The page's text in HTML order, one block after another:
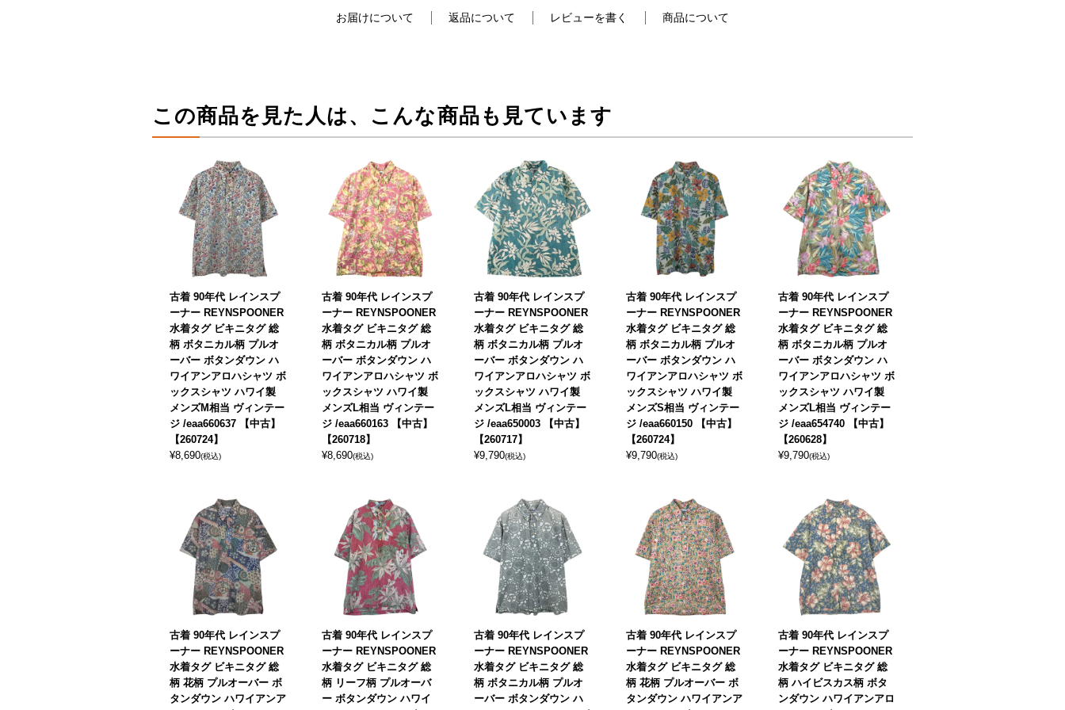
お届けについて 返品について レビューを書く 商品について
この商品を見た人は、こんな商品も見ています
古着 90年代 レインスプ
ーナー REYNSPOONER
水着タグ ビキニタグ 総
柄 ボタニカル柄 プルオ
ーバー ボタンダウン ハ
ワイアンアロハシャツ ボ
ックスシャツ ハワイ製
メンズM相当 ヴィンテー
ジ /eaa660637 【中古】
【260724】
¥8,690(税込)
古着 90年代 レインスプ
ーナー REYNSPOONER
水着タグ ビキニタグ 総
柄 ボタニカル柄 プルオ
ーバー ボタンダウン ハ
ワイアンアロハシャツ ボ
ックスシャツ ハワイ製
メンズL相当 ヴィンテー
ジ /eaa660163 【中古】
【260718】
¥8,690(税込)
古着 90年代 レインスプ
ーナー REYNSPOONER
水着タグ ビキニタグ 総
柄 ボタニカル柄 プルオ
ーバー ボタンダウン ハ
ワイアンアロハシャツ ボ
ックスシャツ ハワイ製
メンズL相当 ヴィンテー
ジ /eaa650003 【中古】
【260717】
¥9,790(税込)
古着 90年代 レインスプ
ーナー REYNSPOONER
水着タグ ビキニタグ 総
柄 ボタニカル柄 プルオ
ーバー ボタンダウン ハ
ワイアンアロハシャツ ボ
ックスシャツ ハワイ製
メンズS相当 ヴィンテー
ジ /eaa660150 【中古】
【260724】
¥9,790(税込)
古着 90年代 レインスプ
ーナー REYNSPOONER
水着タグ ビキニタグ 総
柄 ボタニカル柄 プルオ
ーバー ボタンダウン ハ
ワイアンアロハシャツ ボ
ックスシャツ ハワイ製
メンズL相当 ヴィンテー
ジ /eaa654740 【中古】
【260628】
¥9,790(税込)
古着 90年代 レインスプ
ーナー REYNSPOONER
水着タグ ビキニタグ 総
柄 花柄 プルオーバー ボ
タンダウン ハワイアンア
古着 90年代 レインスプ
ーナー REYNSPOONER
水着タグ ビキニタグ 総
柄 リーフ柄 プルオーバ
ー ボタンダウン ハワイ
古着 90年代 レインスプ
ーナー REYNSPOONER
水着タグ ビキニタグ 総
柄 ボタニカル柄 プルオ
ーバー ボタンダウン ハ
古着 90年代 レインスプ
ーナー REYNSPOONER
水着タグ ビキニタグ 総
柄 花柄 プルオーバー ボ
タンダウン ハワイアンア
古着 90年代 レインスプ
ーナー REYNSPOONER
水着タグ ビキニタグ 総
柄 ハイビスカス柄 ボタ
ンダウン ハワイアンアロ